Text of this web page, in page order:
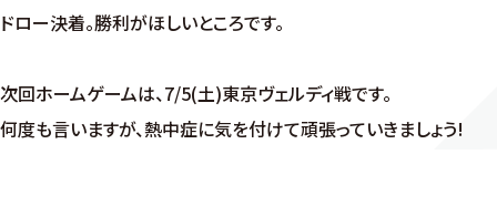
ドロー決着。勝利がほしいところです。
次回ホームゲームは、7/5(土)東京ヴェルディ戦です。
何度も言いますが、熱中症に気を付けて頑張っていきましょう!